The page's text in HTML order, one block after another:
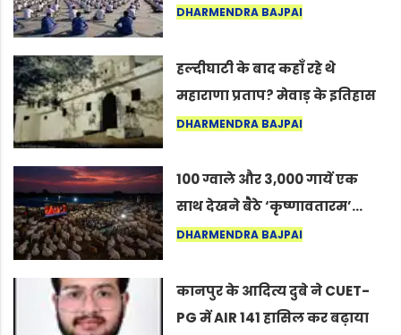
अंतरराष्ट्रीय योग दिवस 2026 पर
DHARMENDRA BAJPAI
हल्दीघाटी के बाद कहाँ रहे थे
महाराणा प्रताप? मेवाड़ के इतिहास
का वह अनकहा अध्याय जो आज भी
DHARMENDRA BAJPAI
100 ग्वाले और 3,000 गायें एक
साथ देखने बैठे ‘कृष्णावतारम’…
नागपुर में दिखा ऐसा नज़ारा कि
कर सकते हैं”
DHARMENDRA BAJPAI
कानपुर के आदित्य दुबे ने CUET-
PG में AIR 141 हासिल कर बढ़ाया